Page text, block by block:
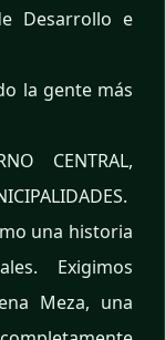
Desarrollo e
la gente más
CENTRAL,
una historia
Exigimos
Meza, una